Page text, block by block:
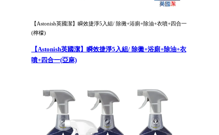
【Astonish英國潔】瞬效捷淨5入組/ 除黴+浴廁+除油+衣噴+四合一
(檸檬)
【Astonish英國潔】瞬效捷淨5入組/ 除黴+浴廁+除油+衣
噴+四合一(亞麻)